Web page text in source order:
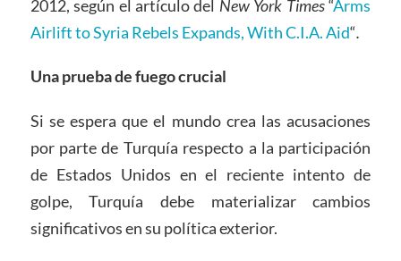
2012, según el artículo del New York Times“Arms
Airlift to Syria Rebels Expands, With C.I.A. Aid“.
Una prueba de fuego crucial
Si se espera que el mundo crea las acusaciones
por parte de Turquía respecto a la participación
de Estados Unidos en el reciente intento de
golpe, Turquía debe materializar cambios
significativos en su política exterior.